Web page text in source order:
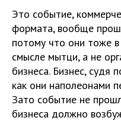
Это событие,
формата, вообще
потому что они тоже
смысле мытци, а не
бизнеса. Бизнес, судя
как они наполеонами
Зато событие не
бизнеса должно